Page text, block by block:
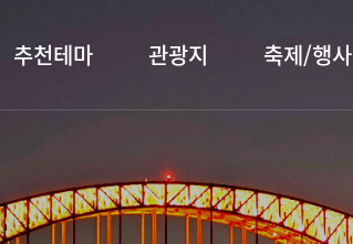
추천테마 관광지 축제/행사
대표먹거리